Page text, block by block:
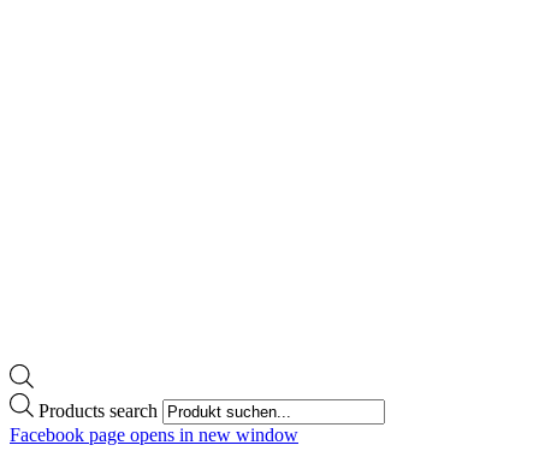
Products search
Facebook page opens in new window